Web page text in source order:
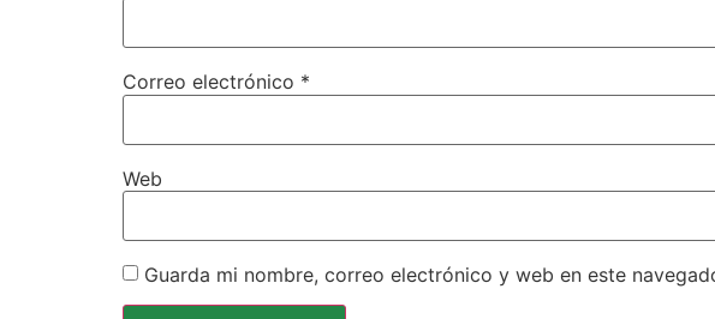
Correo electrónico *
Web
Guarda mi nombre, correo electrónico y web en este